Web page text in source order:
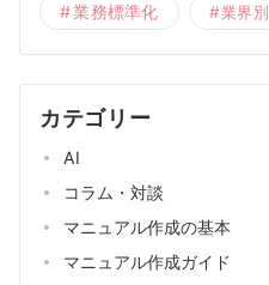
業務標準化 業界別
カテゴリー
AI
コラム・対談
マニュアル作成の基本
マニュアル作成ガイド